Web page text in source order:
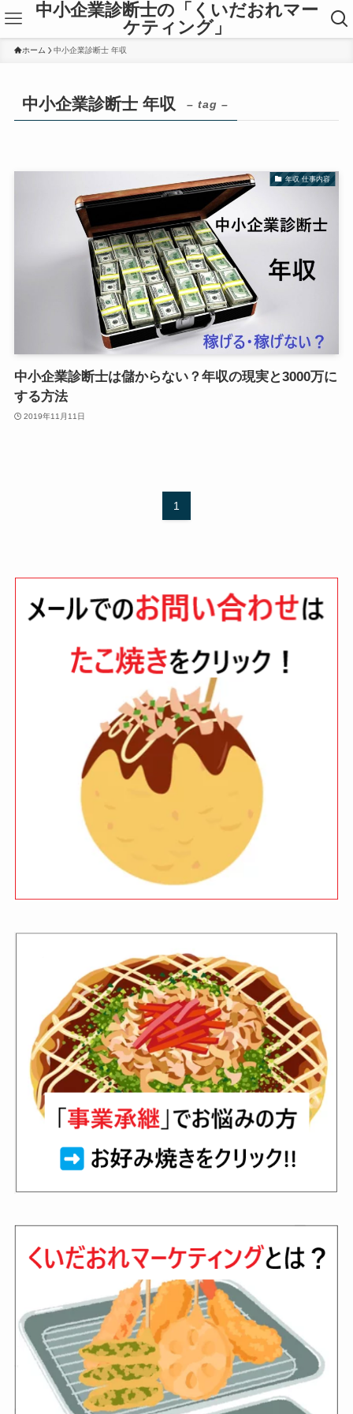
中小企業診断士の「くいだおれマー
ケティング」
ホーム 中小企業診断士 年収
中小企業診断士 年収 – tag –
年収 仕事内容
中小企業診断士は儲からない？年収の現実と3000万に
する方法
2019年11月11日
1